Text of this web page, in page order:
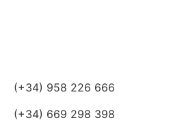
(+34) 958 226 666
(+34) 669 298 398